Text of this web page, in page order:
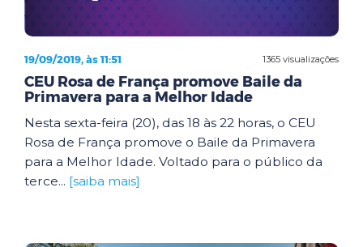
1365 visualizações
19/09/2019, às 11:51
CEU Rosa de França promove Baile da
Primavera para a Melhor Idade
Nesta sexta-feira (20), das 18 às 22 horas, o CEU
Rosa de França promove o Baile da Primavera
para a Melhor Idade. Voltado para o público da
terce... [saiba mais]